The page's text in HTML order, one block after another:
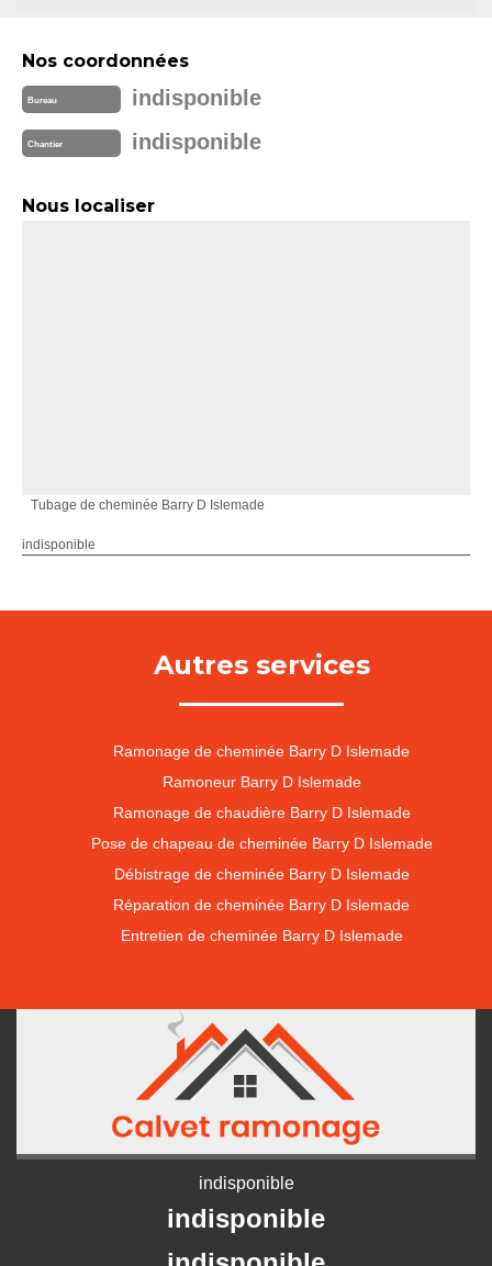
Nos coordonnées
Bureau indisponible
Chantier indisponible
Nous localiser
Tubage de cheminée Barry D Islemade
indisponible
Autres services
Ramonage de cheminée Barry D Islemade
Ramoneur Barry D Islemade
Ramonage de chaudière Barry D Islemade
Pose de chapeau de cheminée Barry D Islemade
Débistrage de cheminée Barry D Islemade
Réparation de cheminée Barry D Islemade
Entretien de cheminée Barry D Islemade
indisponible
indisponible